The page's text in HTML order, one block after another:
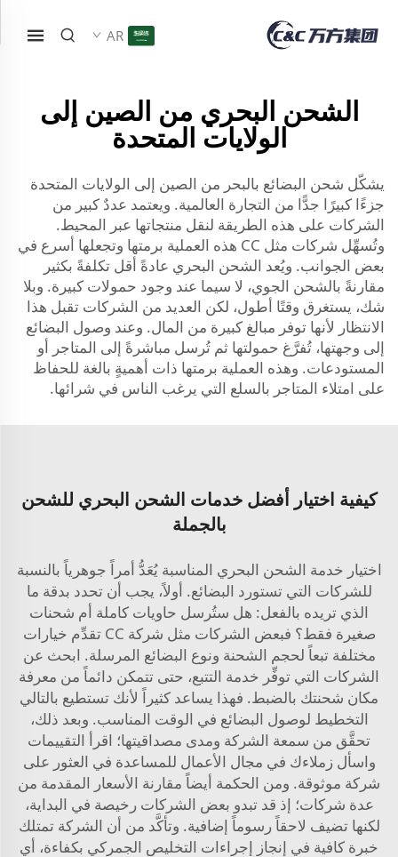
AR
الشحن البحري من الصين إلى
الولايات المتحدة
يشكّل شحن البضائع بالبحر من الصين إلى الولايات المتحدة
جزءًا كبيرًا جدًّا من التجارة العالمية. ويعتمد عددٌ كبير من
الشركات على هذه الطريقة لنقل منتجاتها عبر المحيط.
وتُسهِّل شركات مثل CC هذه العملية برمتها وتجعلها أسرع في
بعض الجوانب. ويُعد الشحن البحري عادةً أقل تكلفةً بكثير
مقارنةً بالشحن الجوي، لا سيما عند وجود حمولات كبيرة. وبلا
شك، يستغرق وقتًا أطول، لكن العديد من الشركات تقبل هذا
الانتظار لأنها توفر مبالغ كبيرة من المال. وعند وصول البضائع
إلى وجهتها، تُفرَّغ حمولتها ثم تُرسل مباشرةً إلى المتاجر أو
المستودعات. وهذه العملية برمتها ذات أهميةٍ بالغة للحفاظ
على امتلاء المتاجر بالسلع التي يرغب الناس في شرائها.
كيفية اختيار أفضل خدمات الشحن البحري للشحن
بالجملة
اختيار خدمة الشحن البحري المناسبة يُعَدُّ أمراً جوهرياً بالنسبة
للشركات التي تستورد البضائع. أولاً، يجب أن تحدد بدقة ما
الذي تريده بالفعل: هل ستُرسل حاويات كاملة أم شحنات
صغيرة فقط؟ فبعض الشركات مثل شركة CC تقدِّم خيارات
مختلفة تبعاً لحجم الشحنة ونوع البضائع المرسلة. ابحث عن
الشركات التي توفِّر خدمة التتبع، حتى تتمكن دائماً من معرفة
مكان شحنتك بالضبط. فهذا يساعد كثيراً لأنك تستطيع بالتالي
التخطيط لوصول البضائع في الوقت المناسب. وبعد ذلك،
تحقَّق من سمعة الشركة ومدى مصداقيتها؛ اقرأ التقييمات
واسأل زملاءك في مجال الأعمال للمساعدة في العثور على
شركة موثوقة. ومن الحكمة أيضاً مقارنة الأسعار المقدمة من
عدة شركات؛ إذ قد تبدو بعض الشركات رخيصة في البداية،
لكنها تضيف لاحقاً رسوماً إضافية. وتأكَّد من أن الشركة تمتلك
خبرة كافية في إنجاز إجراءات التخليص الجمركي بكفاءة، أي